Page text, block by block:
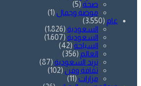
صحة (5)
موضة وجمال (1)
عام (3٬550)
السعودية (1٬826)
السعودية (1٬607)
السياحة (42)
العالم (356)
ترند السعودية (87)
ثقافة وفن (102)
مزارات (11)